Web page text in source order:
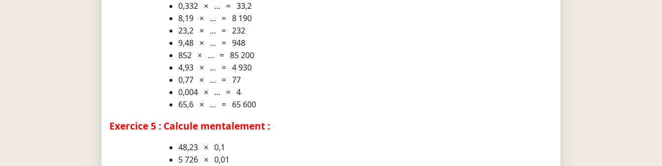
0,332 × ... = 33,2
8,19 × ... = 8 190
23,2 × ... = 232
9,48 × ... = 948
852 × ... = 85 200
4,93 × ... = 4 930
0,77 × ... = 77
0,004 × ... = 4
65,6 × ... = 65 600
Exercice 5 : Calcule mentalement :
48,23 × 0,1
5 726 × 0,01